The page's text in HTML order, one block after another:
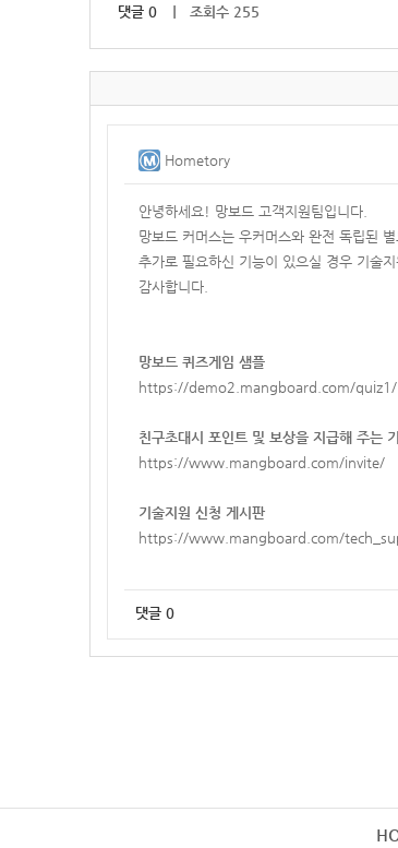
댓글 0 ｜ 조회수 255
Hometory
안녕하세요! 망보드 고객지원팀입니다.
망보드 커머스는 우커머스와 완전 독립된
추가로 필요하신 기능이 있으실 경우 기술
감사합니다.
망보드 퀴즈게임 샘플
https://demo2.mangboard.com/quiz1/
친구초대시 포인트 및 보상을 지급해 주는
https://www.mangboard.com/invite/
기술지원 신청 게시판
https://www.mangboard.com/
댓글 0